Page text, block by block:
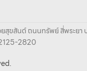
ขสันต์ ถนนทรัพย์ สี่พระยา
2820